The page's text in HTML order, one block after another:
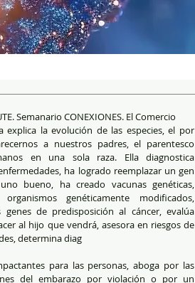
Semanario CONEXIONES. El Comercio
explica la evolución de las especies, el por
a nuestros padres, el parentesco
en una sola raza. Ella diagnostica
ha logrado reemplazar un gen
bueno, ha creado vacunas genéticas,
organismos genéticamente modificados,
genes de predisposición al cáncer, evalúa
al hijo que vendrá, asesora en riesgos de
determina diag
para las personas, aboga por las
del embarazo por violación o por un